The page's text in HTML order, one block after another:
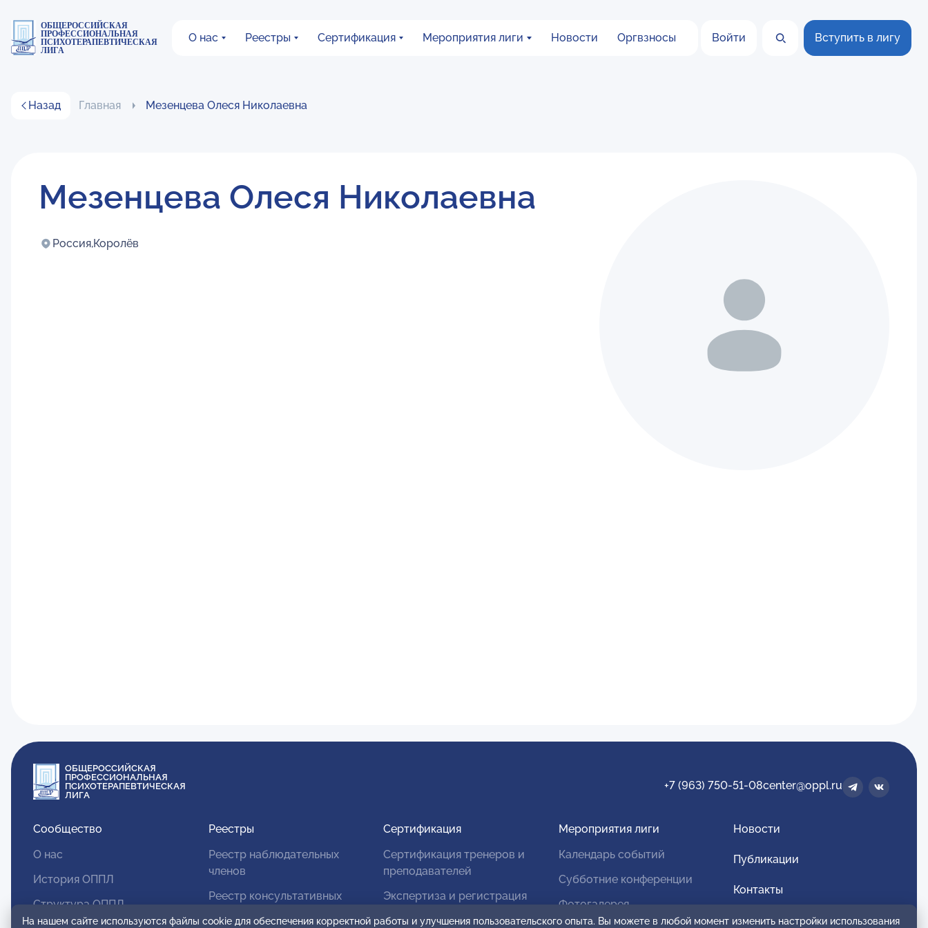
ОБЩЕРОССИЙСКАЯ
ПРОФЕССИОНАЛЬНАЯ
ПСИХОТЕРАПЕВТИЧЕСКАЯ
ЛИГА
О нас Реестры Сертификация Мероприятия лиги Новости Оргвзносы Войти Вступить в лигу
Назад Главная Мезенцева Олеся Николаевна
Мезенцева Олеся Николаевна
Россия,Королёв
ОБЩЕРОССИЙСКАЯ
ПРОФЕССИОНАЛЬНАЯ
ПСИХОТЕРАПЕВТИЧЕСКАЯ
ЛИГА
+7 (963) 750-51-08center@oppl.ru
Сообщество
О нас
История ОППЛ
Структура ОППЛ
Реестры
Реестр наблюдательных
членов
Реестр консультативных
Сертификация
Сертификация тренеров и
преподавателей
Экспертиза и регистрация
Мероприятия лиги
Календарь событий
Субботние конференции
Фотогалерея
Новости
Публикации
Контакты
Для спонсоров и партнеров
На нашем сайте используются файлы cookie для обеспечения корректной работы и улучшения пользовательского опыта. Вы можете в любой момент изменить настройки использования